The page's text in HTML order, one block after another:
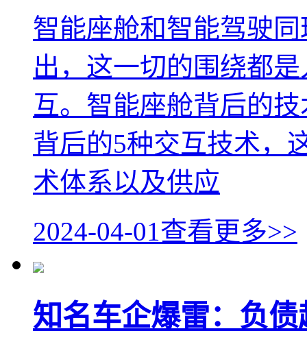
智能座舱和智能驾驶
出，这一切的围绕都
互。智能座舱背后的
背后的5种交互技术，
术体系以及供应
2024-04-01 查看更多>>
知名车企爆雷：负